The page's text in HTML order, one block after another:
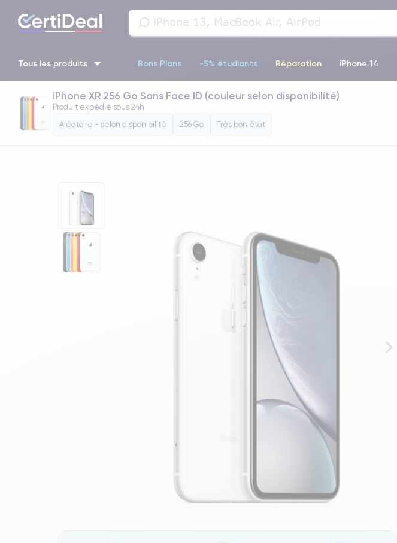
Tous les produits Bons Plans -5% étudiants Réparation iPhone 14
iPhone 16 iPhone 14 Pro iPhone 13 Pro iPhone 13 Pro Max iPhone 14 Pro Max
iPhone XR 256 Go Sans Face ID (couleur selon disponibilité)
Produit expédié sous 24h
Aléatoire - selon disponibilité
256 Go Très bon état